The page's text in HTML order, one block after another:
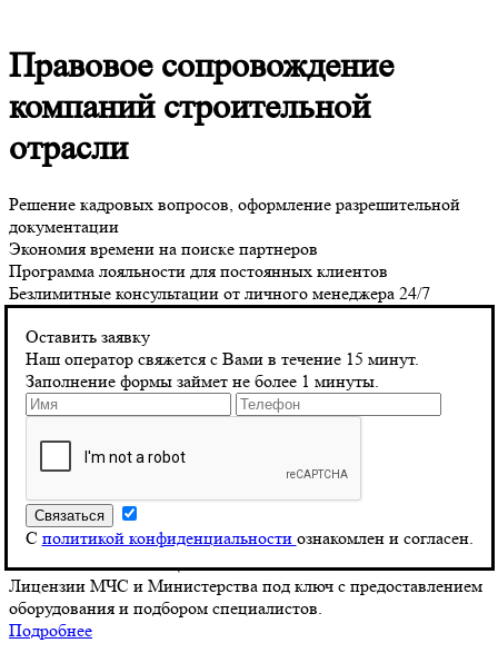
Правовое сопровождение
компаний строительной
отрасли
Решение кадровых вопросов, оформление разрешительной
документации
Экономия времени на поиске партнеров
Программа лояльности для постоянных клиентов
Безлимитные консультации от личного менеджера 24/7
Оставить заявку
Наш оператор свяжется с Вами в течение 15 минут.
Заполнение формы займет не более 1 минуты.
С политикой конфиденциальности ознакомлен и согласен.
ВКЛЮЧЕНИЕ В НРС
Поможем внести Ваших специалистов в НРС, а в случае
отсутствия подобрать квалифицированных специалистов.
Подробнее
ДОПУСК СРО ПОД КЛЮЧ
Берем на себя весь комплекс работ по получению допуска
СРО. Получение допуска СРО за день.
Подробнее
ОФОРМЛЕНИЕ ЛИЦЕНЗИЙ
Лицензии МЧС и Министерства под ключ с предоставлением
оборудования и подбором специалистов.
Подробнее